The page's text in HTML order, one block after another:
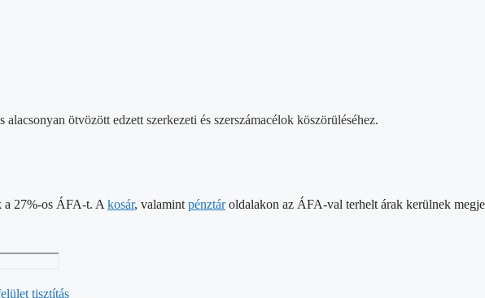
ötvözött edzett szerkezeti és szerszámacélok köszörüléséhez.
a 27%-os ÁFA-t. A kosár, valamint pénztároldalakon az ÁFA-val terhelt árak kerülnek
tisztítás